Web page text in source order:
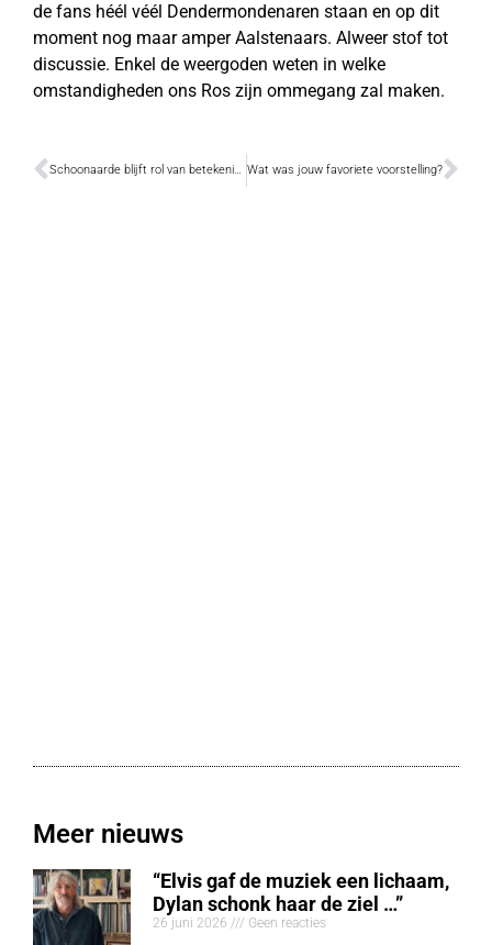
de fans héél véél Dendermondenaren staan en op dit
moment nog maar amper Aalstenaars. Alweer stof tot
discussie. Enkel de weergoden weten in welke
omstandigheden ons Ros zijn ommegang zal maken.
Schoonaarde blijft rol van betekenis spelen Wat was jouw favoriete voorstelling?
Meer nieuws
“Elvis gaf de muziek een lichaam,
Dylan schonk haar de ziel …”
26 juni 2026 Geen reacties